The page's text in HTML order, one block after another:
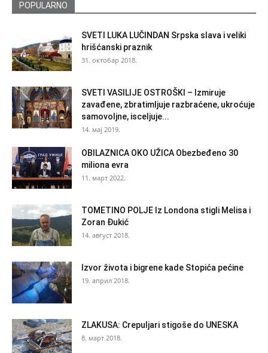
POPULARNO
SVETI LUKA LUČINDAN Srpska slava i veliki
hrišćanski praznik
31. октобар 2018.
SVETI VASILIJE OSTROŠKI – Izmiruje
zavađene, zbratimljuje razbraćene, ukroćuje
samovoljne, isceljuje...
14. мај 2019.
OBILAZNICA OKO UŽICA Obezbeđeno 30
miliona evra
11. март 2022.
TOMETINO POLJE Iz Londona stigli Melisa i
Zoran Đukić
14. август 2018.
Izvor života i bigrene kade Stopića pećine
19. април 2018.
ZLAKUSA: Crepuljari stigoše do UNESKA
8. март 2018.